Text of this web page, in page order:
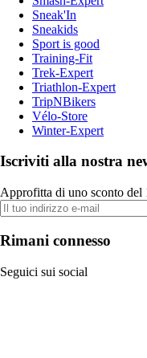
Sneak'In
Sneakids
Sport is good
Training-Fit
Trek-Expert
Triathlon-Expert
TripNBikers
Vélo-Store
Winter-Expert
Iscriviti alla nostra
Approfitta di uno sconto del
Rimani connesso
Seguici sui social